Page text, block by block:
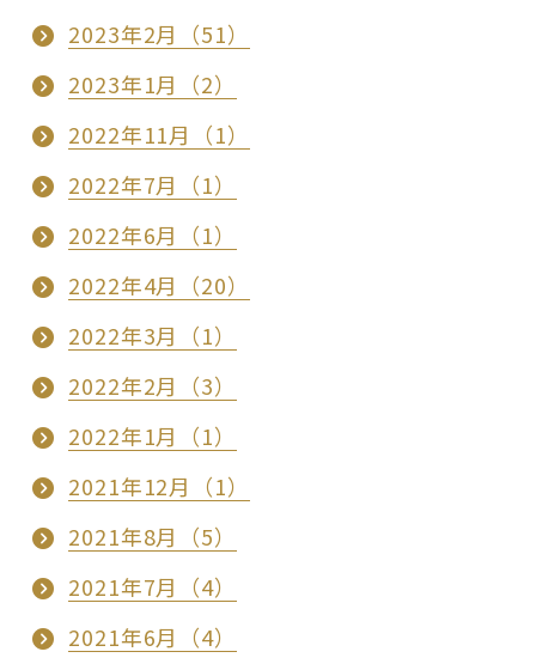
2023年2月（51）
2023年1月（2）
2022年11月（1）
2022年7月（1）
2022年6月（1）
2022年4月（20）
2022年3月（1）
2022年2月（3）
2022年1月（1）
2021年12月（1）
2021年8月（5）
2021年7月（4）
2021年6月（4）